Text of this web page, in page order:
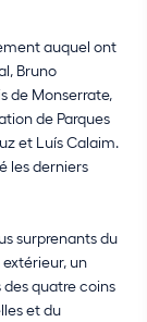
auquel ont
Bruno
de Monserrate,
de Parques
et Luís Calaim.
les derniers
surprenants du
extérieur, un
quatre coins
et du